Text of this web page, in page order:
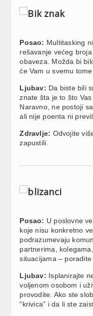
Posao: Multitasking
rešavanje većeg
obaveza. Možda bi
će Vam u svemu tome
Ljubav: Da biste bili
znate šta je to što
Naravno, ne postoji
ali nije poenta ni
Zdravlje: Odvojite
zapustili.
Posao: U poslovne
koje nisu konkretno
podrazumevaju
partnerima,
situacijama – poradite
Ljubav: Isplanirajte
voljenom osobom i
provodite. Ako ste
“krivica” i da li ste